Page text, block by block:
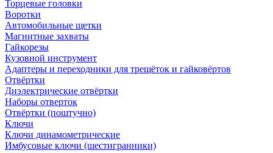
Торцевые головки
Воротки
Автомобильные щетки
Магнитные захваты
Гайкорезы
Кузовной инструмент
Адаптеры и переходники для трещёток и гайковёртов
Отвёртки
Диэлектрические отвёртки
Наборы отверток
Отвёртки (поштучно)
Ключи
Ключи динамометрические
Имбусовые ключи (шестигранники)